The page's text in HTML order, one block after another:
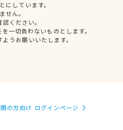
しています。
せん。
ください。
一切負わないものとします。
うお願いいたします。
の方向け ログインページ